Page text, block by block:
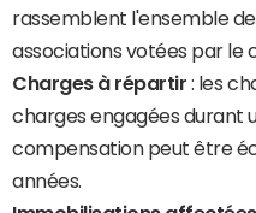
rassemblent l'ensemble
associations votées par le
Charges à répartir : les
charges engagées durant
compensation peut être
années.